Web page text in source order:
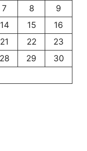
7 8
9
14 15
16
21 22
23
28 29
30